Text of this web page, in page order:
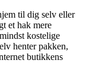
til dig selv eller
et hak mere
kostelige
henter pakken,
butikkens